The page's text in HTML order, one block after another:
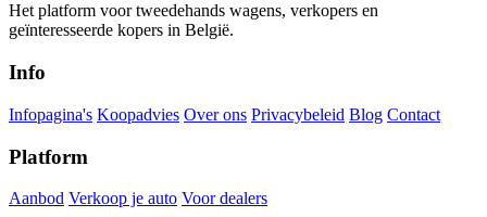
Het platform voor tweedehands wagens, verkopers en
geïnteresseerde kopers in België.
Info
Infopagina's Koopadvies Over ons Privacybeleid Blog Contact
Platform
Aanbod Verkoop je auto Voor dealers